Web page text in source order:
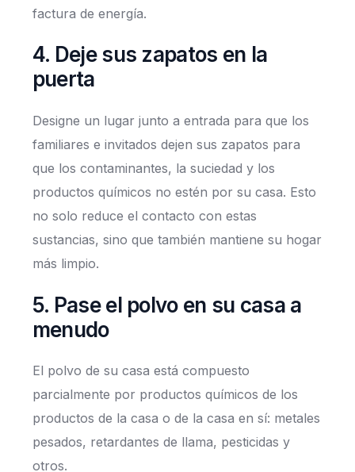
factura de energía.
4. Deje sus zapatos en la
puerta
Designe un lugar junto a entrada para que los
familiares e invitados dejen sus zapatos para
que los contaminantes, la suciedad y los
productos químicos no estén por su casa. Esto
no solo reduce el contacto con estas
sustancias, sino que también mantiene su hogar
más limpio.
5. Pase el polvo en su casa a
menudo
El polvo de su casa está compuesto
parcialmente por productos químicos de los
productos de la casa o de la casa en sí: metales
pesados, retardantes de llama, pesticidas y
otros.